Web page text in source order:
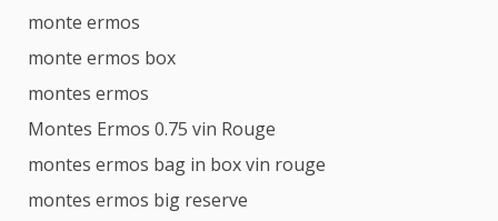
monte ermos
monte ermos box
montes ermos
Montes Ermos 0.75 vin Rouge
montes ermos bag in box vin rouge
montes ermos big reserve